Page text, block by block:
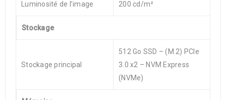
Luminosité de l’image 200 cd/m²
Stockage
Stockage principal
512 Go SSD – (M.2) PCIe
3.0 x2 – NVM Express
(NVMe)